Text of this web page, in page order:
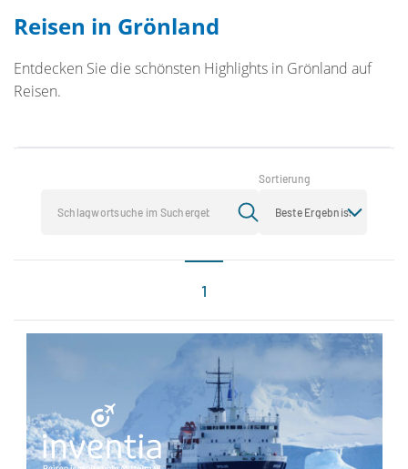
Reisen in Grönland
Entdecken Sie die schönsten Highlights in Grönland auf
Reisen.